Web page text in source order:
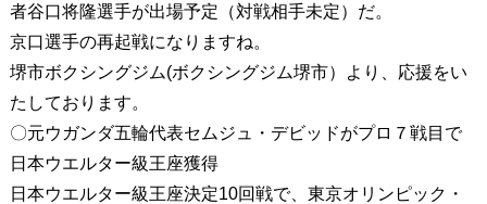
者谷口将隆選手が出場予定（対戦相手未定）だ。
京口選手の再起戦になりますね。
堺市ボクシングジム(ボクシングジム堺市）より、応援をい
たしております。
〇元ウガンダ五輪代表セムジュ・デビッドがプロ７戦目で
日本ウエルター級王座獲得
日本ウエルター級王座決定10回戦で、東京オリンピック・